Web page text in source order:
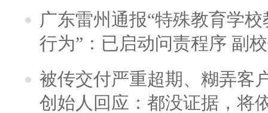
广东雷州通报“特殊教育学
行为”：已启动问责程序 副
被传交付严重超期、糊弄客
创始人回应：都没证据，将